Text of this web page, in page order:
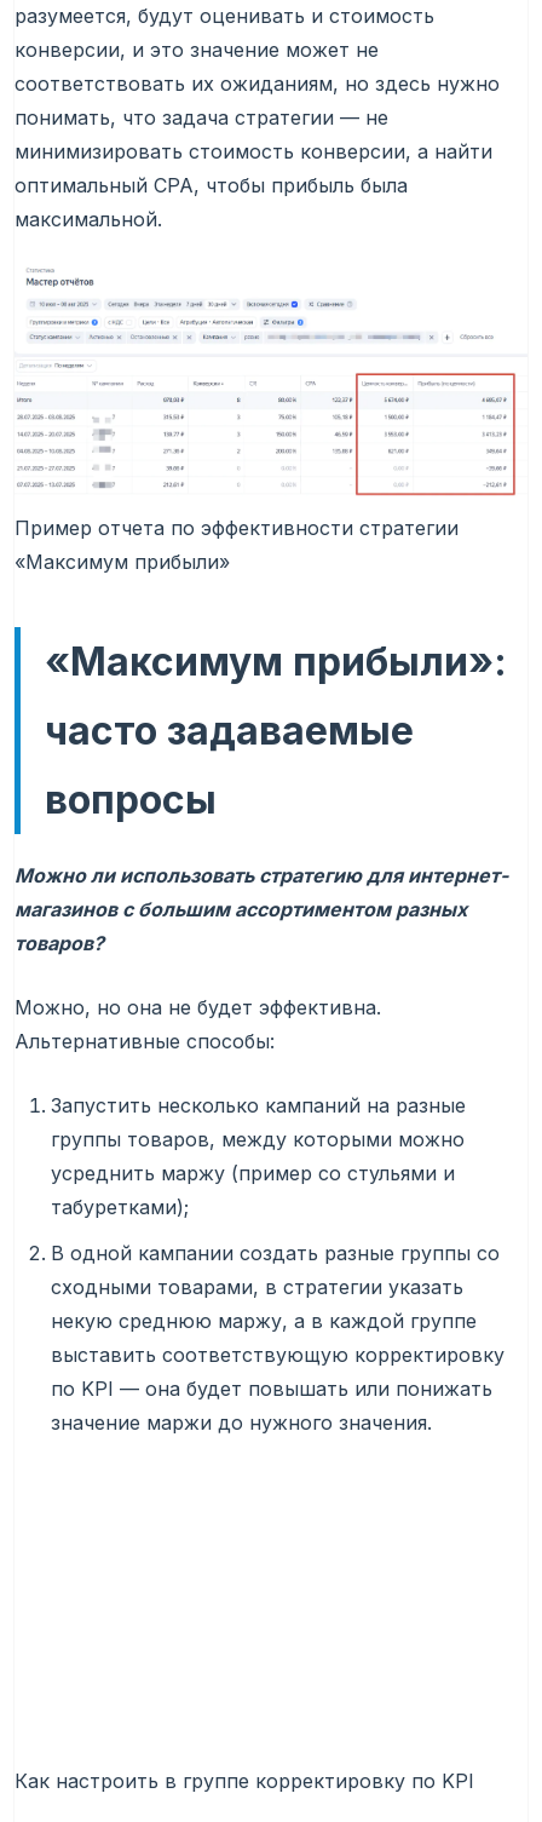
разумеется, будут оценивать и стоимость
конверсии, и это значение может не
соответствовать их ожиданиям, но здесь нужно
понимать, что задача стратегии — не
минимизировать стоимость конверсии, а найти
оптимальный CPA, чтобы прибыль была
максимальной.
Пример отчета по эффективности стратегии
«Максимум прибыли»
«Максимум прибыли»:
часто задаваемые
вопросы
Можно ли использовать стратегию для интернет-
магазинов с большим ассортиментом разных
товаров?
Можно, но она не будет эффективна.
Альтернативные способы:
Запустить несколько кампаний на разные
группы товаров, между которыми можно
усреднить маржу (пример со стульями и
табуретками);
В одной кампании создать разные группы со
сходными товарами, в стратегии указать
некую среднюю маржу, а в каждой группе
выставить соответствующую корректировку
по KPI — она будет повышать или понижать
значение маржи до нужного значения.
Как настроить в группе корректировку по KPI